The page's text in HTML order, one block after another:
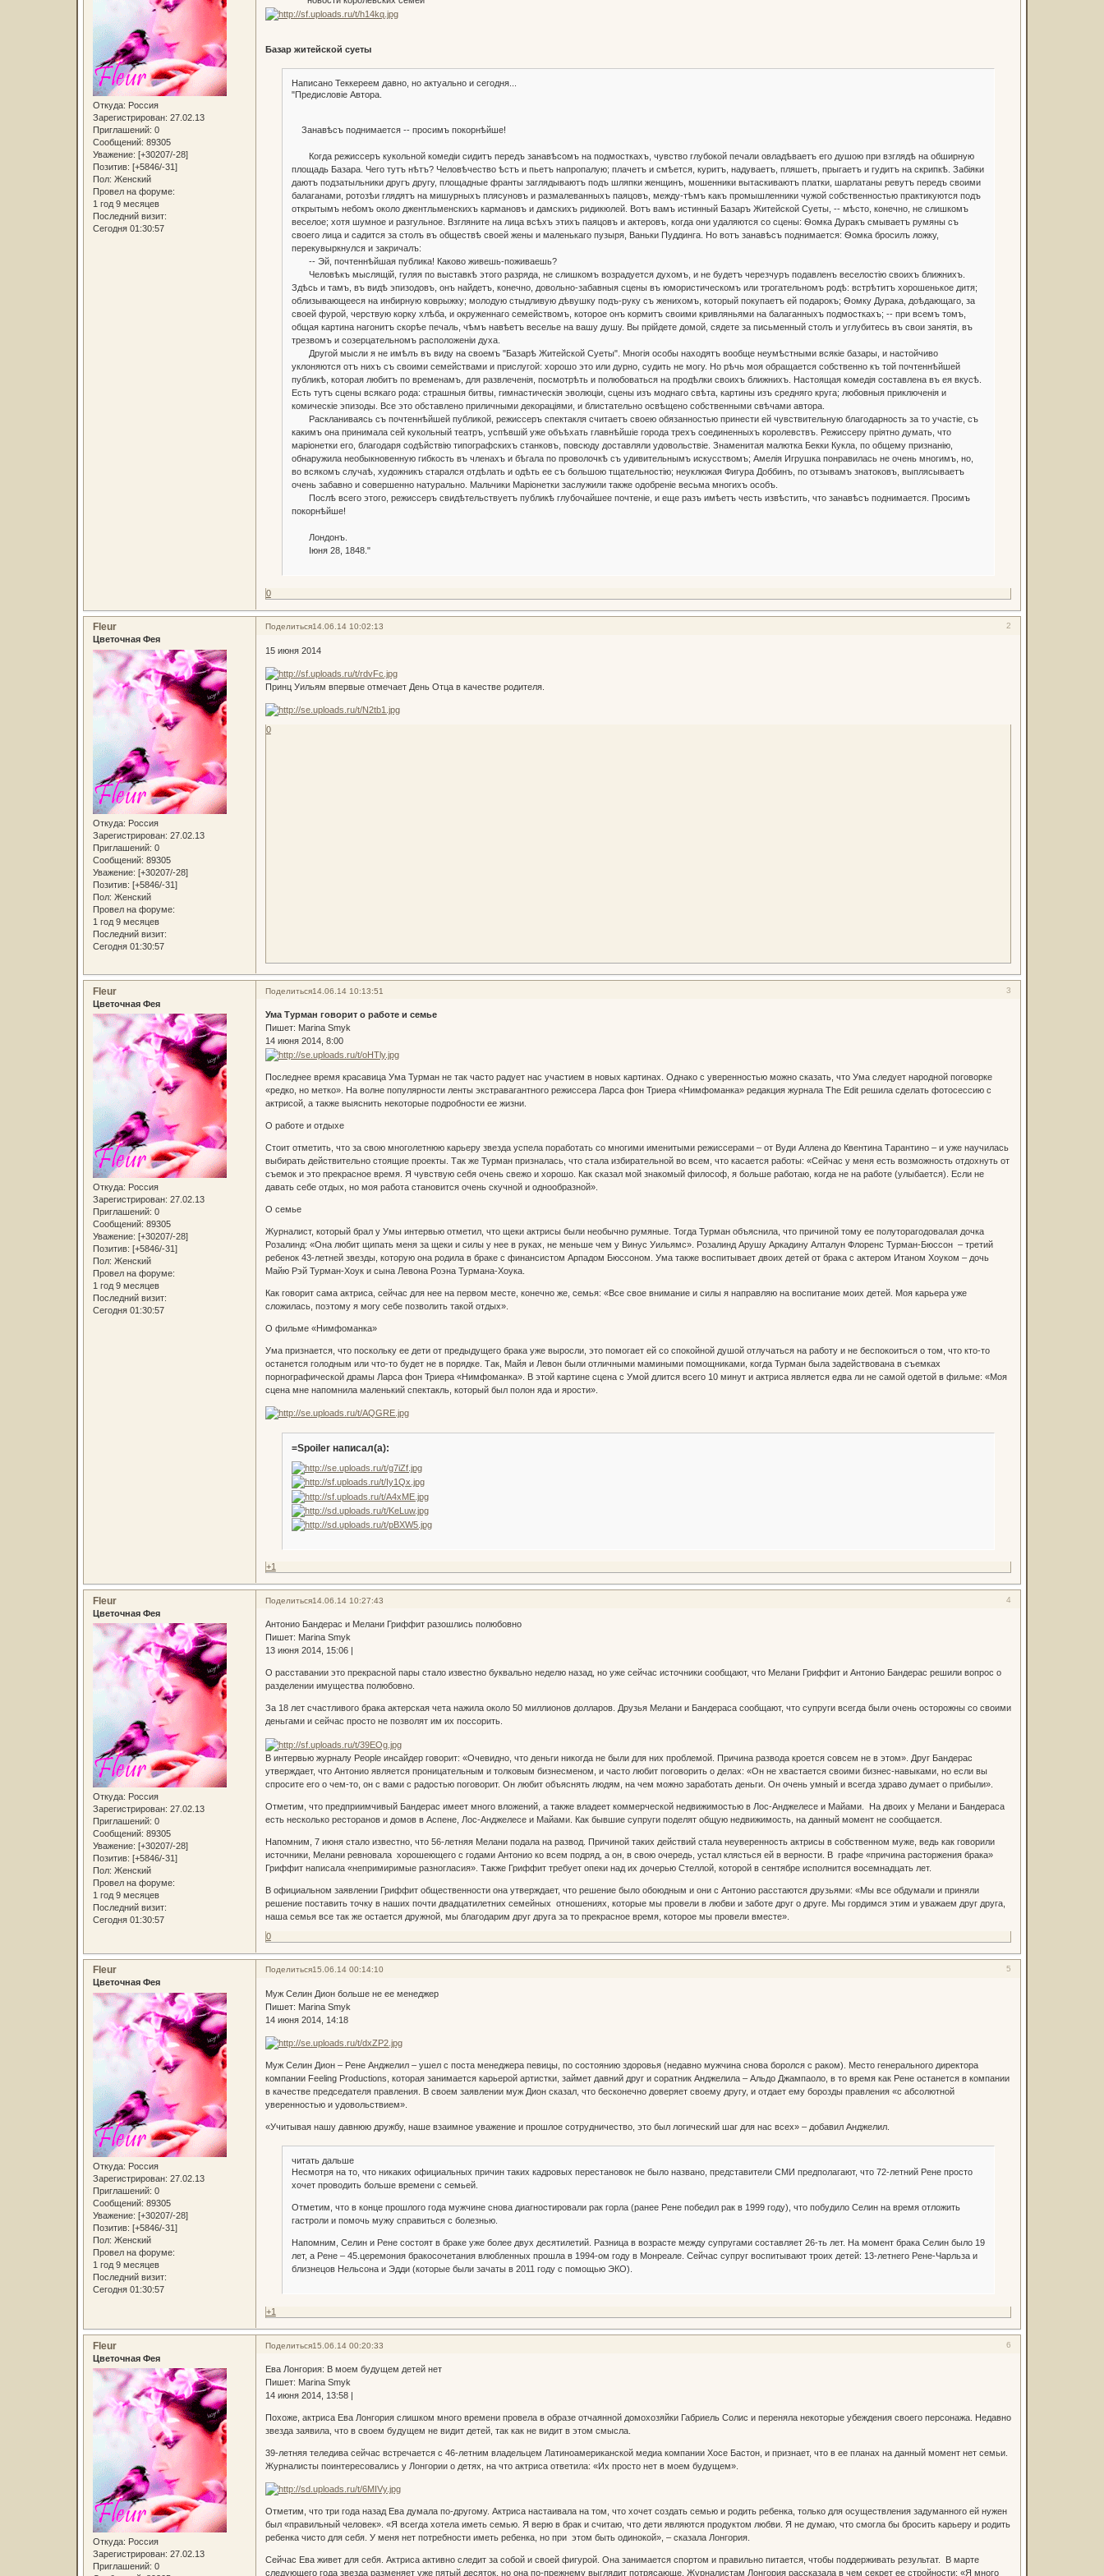
Откуда: Россия
Зарегистрирован: 27.02.13
Приглашений: 0
Сообщений: 89305
Уважение: [+30207/-28]
Позитив: [+5846/-31]
Пол: Женский
Провел на форуме:
1 год 9 месяцев
Последний визит:
Сегодня 01:30:57
Базар житейской суеты
Написано Теккереем давно, но актуально и сегодня...
"Предисловіе Автора.
Занавѣсъ поднимается -- просимъ покорнѣйше!
Когда режиссеръ кукольной комедіи сидитъ передъ занавѣсомъ на подмосткахъ, чувство глубокой печали овладѣваетъ его душою при взглядѣ на обширную
площадь Базара. Чего тутъ нѣтъ? Человѣчество ѣстъ и пьетъ напропалую; плачетъ и смѣется, куритъ, надуваетъ, пляшетъ, прыгаетъ и гудитъ на скрипкѣ. Забіяки
даютъ подзатыльники другъ другу, площадные франты заглядываютъ подъ шляпки женщинъ, мошенники вытаскиваютъ платки, шарлатаны ревутъ передъ своими
балаганами, ротозѣи глядятъ на мишурныхъ плясуновъ и размалеванныхъ паяцовъ, между-тѣмъ какъ промышленники чужой собственностью практикуются подъ
открытымъ небомъ около джентльменскихъ кармановъ и дамскихъ ридикюлей. Вотъ вамъ истинный Базаръ Житейской Суеты, -- мѣсто, конечно, не слишкомъ
веселое; хотя шумное и разгульное. Взгляните на лица всѣхъ этихъ паяцовъ и актеровъ, когда они удаляются со сцены: Ѳомка Дуракъ смываетъ румяны съ
своего лица и садится за столъ въ обществѣ своей жены и маленькаго пузыря, Ваньки Пуддинга. Но вотъ занавѣсъ поднимается: Ѳомка бросилъ ложку,
перекувыркнулся и закричалъ:
-- Эй, почтеннѣйшая публика! Каково живешь-поживаешь?
Человѣкъ мыслящій, гуляя по выставкѣ этого разряда, не слишкомъ возрадуется духомъ, и не будетъ черезчуръ подавленъ веселостію своихъ ближнихъ.
Здѣсь и тамъ, въ видѣ эпизодовъ, онъ найдетъ, конечно, довольно-забавныя сцены въ юмористическомъ или трогательномъ родѣ: встрѣтитъ хорошенькое дитя;
облизывающееся на инбирную коврыжку; молодую стыдливую дѣвушку подъ-руку съ женихомъ, который покупаетъ ей подарокъ; Ѳомку Дурака, доѣдающаго, за
своей фурой, черствую корку хлѣба, и окруженнаго семействомъ, которое онъ кормитъ своими кривляньями на балаганныхъ подмосткахъ; -- при всемъ томъ,
общая картина нагонитъ скорѣе печаль, чѣмъ навѣетъ веселье на вашу душу. Вы прійдете домой, сядете за письменный столъ и углубитесь въ свои занятія, въ
трезвомъ и созерцательномъ расположеніи духа.
Другой мысли я не имѣлъ въ виду на своемъ "Базарѣ Житейской Суеты". Многія особы находятъ вообще неумѣстными всякіе базары, и настойчиво
уклоняются отъ нихъ съ своими семействами и прислугой: хорошо это или дурно, судить не могу. Но рѣчь моя обращается собственно къ той почтеннѣйшей
публикѣ, которая любитъ по временамъ, для развлеченія, посмотрѣть и полюбоваться на продѣлки своихъ ближнихъ. Настоящая комедія составлена въ ея вкусѣ.
Есть тутъ сцены всякаго рода: страшныя битвы, гимнастическія эволюціи, сцены изъ моднаго свѣта, картины изъ средняго круга; любовныя приключенія и
комическіе эпизоды. Все это обставлено приличными декораціями, и блистательно освѣщено собственными свѣчами автора.
Раскланиваясь съ почтеннѣйшей публикой, режиссеръ спектакля считаетъ своею обязанностью принести ей чувствительную благодарность за то участіе, съ
какимъ она принимала сей кукольный театръ, успѣвшій уже объѣхать главнѣйшіе города трехъ соединенныхъ королевствъ. Режиссеру пріятно думать, что
маріонетки его, благодаря содѣйствію типографскихъ станковъ, повсюду доставляли удовольствіе. Знаменитая малютка Бекки Кукла, по общему признанію,
обнаружила необыкновенную гибкость въ членахъ и бѣгала по проволочкѣ съ удивительнымъ искусствомъ; Амелія Игрушка понравилась не очень многимъ, но,
во всякомъ случаѣ, художникъ старался отдѣлать и одѣть ее съ большою тщательностію; неуклюжая Фигура Доббинъ, по отзывамъ знатоковъ, выплясываетъ
очень забавно и совершенно натурально. Мальчики Маріонетки заслужили также одобреніе весьма многихъ особъ.
Послѣ всего этого, режиссеръ свидѣтельствуетъ публикѣ глубочайшее почтеніе, и еще разъ имѣетъ честь извѣстить, что занавѣсъ поднимается. Просимъ
покорнѣйше!
Лондонъ.
Іюня 28, 1848."
0
Поделиться 2
14.06.14 10:02:13
Fleur
Цветочная Фея
Откуда: Россия
Зарегистрирован: 27.02.13
Приглашений: 0
Сообщений: 89305
Уважение: [+30207/-28]
Позитив: [+5846/-31]
Пол: Женский
Провел на форуме:
1 год 9 месяцев
Последний визит:
Сегодня 01:30:57
15 июня 2014
Принц Уильям впервые отмечает День Отца в качестве родителя.
0
Поделиться 3
14.06.14 10:13:51
Fleur
Цветочная Фея
Откуда: Россия
Зарегистрирован: 27.02.13
Приглашений: 0
Сообщений: 89305
Уважение: [+30207/-28]
Позитив: [+5846/-31]
Пол: Женский
Провел на форуме:
1 год 9 месяцев
Последний визит:
Сегодня 01:30:57
Ума Турман говорит о работе и семье
Пишет: Marina Smyk
14 июня 2014, 8:00
Последнее время красавица Ума Турман не так часто радует нас участием в новых картинах. Однако с уверенностью можно сказать, что Ума следует народной поговорке
«редко, но метко». На волне популярности ленты экстравагантного режиссера Ларса фон Триера «Нимфоманка» редакция журнала The Edit решила сделать фотосессию с
актрисой, а также выяснить некоторые подробности ее жизни.
О работе и отдыхе
Стоит отметить, что за свою многолетнюю карьеру звезда успела поработать со многими именитыми режиссерами – от Вуди Аллена до Квентина Тарантино – и уже научилась
выбирать действительно стоящие проекты. Так же Турман призналась, что стала избирательной во всем, что касается работы: «Сейчас у меня есть возможность отдохнуть от
съемок и это прекрасное время. Я чувствую себя очень свежо и хорошо. Как сказал мой знакомый философ, я больше работаю, когда не на работе (улыбается). Если не
давать себе отдых, но моя работа становится очень скучной и однообразной».
О семье
Журналист, который брал у Умы интервью отметил, что щеки актрисы были необычно румяные. Тогда Турман объяснила, что причиной тому ее полуторагодовалая дочка
Розалинд: «Она любит щипать меня за щеки и силы у нее в руках, не меньше чем у Винус Уильямс». Розалинд Арушу Аркадину Алталун Флоренс Турман-Бюссон – третий
ребенок 43-летней звезды, которую она родила в браке с финансистом Арпадом Бюссоном. Ума также воспитывает двоих детей от брака с актером Итаном Хоуком – дочь
Майю Рэй Турман-Хоук и сына Левона Роэна Турмана-Хоука.
Как говорит сама актриса, сейчас для нее на первом месте, конечно же, семья: «Все свое внимание и силы я направляю на воспитание моих детей. Моя карьера уже
сложилась, поэтому я могу себе позволить такой отдых».
О фильме «Нимфоманка»
Ума признается, что поскольку ее дети от предыдущего брака уже выросли, это помогает ей со спокойной душой отлучаться на работу и не беспокоиться о том, что кто-то
останется голодным или что-то будет не в порядке. Так, Майя и Левон были отличными мамиными помощниками, когда Турман была задействована в съемках
порнографической драмы Ларса фон Триера «Нимфоманка». В этой картине сцена с Умой длится всего 10 минут и актриса является едва ли не самой одетой в фильме: «Моя
сцена мне напомнила маленький спектакль, который был полон яда и ярости».
=Spoiler написал(а):
+1
Поделиться 4
14.06.14 10:27:43
Fleur
Цветочная Фея
Откуда: Россия
Зарегистрирован: 27.02.13
Приглашений: 0
Сообщений: 89305
Уважение: [+30207/-28]
Позитив: [+5846/-31]
Пол: Женский
Провел на форуме:
1 год 9 месяцев
Последний визит:
Сегодня 01:30:57
Антонио Бандерас и Мелани Гриффит разошлись полюбовно
Пишет: Marina Smyk
13 июня 2014, 15:06 |
О расставании это прекрасной пары стало известно буквально неделю назад, но уже сейчас источники сообщают, что Мелани Гриффит и Антонио Бандерас решили вопрос о
разделении имущества полюбовно.
За 18 лет счастливого брака актерская чета нажила около 50 миллионов долларов. Друзья Мелани и Бандераса сообщают, что супруги всегда были очень осторожны со своими
деньгами и сейчас просто не позволят им их поссорить.
В интервью журналу People инсайдер говорит: «Очевидно, что деньги никогда не были для них проблемой. Причина развода кроется совсем не в этом». Друг Бандерас
утверждает, что Антонио является проницательным и толковым бизнесменом, и часто любит поговорить о делах: «Он не хвастается своими бизнес-навыками, но если вы
спросите его о чем-то, он с вами с радостью поговорит. Он любит объяснять людям, на чем можно заработать деньги. Он очень умный и всегда здраво думает о прибыли».
Отметим, что предприимчивый Бандерас имеет много вложений, а также владеет коммерческой недвижимостью в Лос-Анджелесе и Майами. На двоих у Мелани и Бандераса
есть несколько ресторанов и домов в Аспене, Лос-Анджелесе и Майами. Как бывшие супруги поделят общую недвижимость, на данный момент не сообщается.
Напомним, 7 июня стало известно, что 56-летняя Мелани подала на развод. Причиной таких действий стала неуверенность актрисы в собственном муже, ведь как говорили
источники, Мелани ревновала хорошеющего с годами Антонио ко всем подряд, а он, в свою очередь, устал клясться ей в верности. В графе «причина расторжения брака»
Гриффит написала «непримиримые разногласия». Также Гриффит требует опеки над их дочерью Стеллой, которой в сентябре исполнится восемнадцать лет.
В официальном заявлении Гриффит общественности она утверждает, что решение было обоюдным и они с Антонио расстаются друзьями: «Мы все обдумали и приняли
решение поставить точку в наших почти двадцатилетних семейных отношениях, которые мы провели в любви и заботе друг о друге. Мы гордимся этим и уважаем друг друга,
наша семья все так же остается дружной, мы благодарим друг друга за то прекрасное время, которое мы провели вместе».
0
Поделиться 5
15.06.14 00:14:10
Fleur
Цветочная Фея
Откуда: Россия
Зарегистрирован: 27.02.13
Приглашений: 0
Сообщений: 89305
Уважение: [+30207/-28]
Позитив: [+5846/-31]
Пол: Женский
Провел на форуме:
1 год 9 месяцев
Последний визит:
Сегодня 01:30:57
Муж Селин Дион больше не ее менеджер
Пишет: Marina Smyk
14 июня 2014, 14:18
Муж Селин Дион – Рене Анджелил – ушел с поста менеджера певицы, по состоянию здоровья (недавно мужчина снова боролся с раком). Место генерального директора
компании Feeling Productions, которая занимается карьерой артистки, займет давний друг и соратник Анджелила – Альдо Джампаоло, в то время как Рене останется в компании
в качестве председателя правления. В своем заявлении муж Дион сказал, что бесконечно доверяет своему другу, и отдает ему борозды правления «с абсолютной
уверенностью и удовольствием».
«Учитывая нашу давнюю дружбу, наше взаимное уважение и прошлое сотрудничество, это был логический шаг для нас всех» – добавил Анджелил.
читать дальше
Несмотря на то, что никаких официальных причин таких кадровых перестановок не было названо, представители СМИ предполагают, что 72-летний Рене просто
хочет проводить больше времени с семьей.
Отметим, что в конце прошлого года мужчине снова диагностировали рак горла (ранее Рене победил рак в 1999 году), что побудило Селин на время отложить
гастроли и помочь мужу справиться с болезнью.
Напомним, Селин и Рене состоят в браке уже более двух десятилетий. Разница в возрасте между супругами составляет 26-ть лет. На момент брака Селин было 19
лет, а Рене – 45.церемония бракосочетания влюбленных прошла в 1994-ом году в Монреале. Сейчас супруг воспитывают троих детей: 13-летнего Рене-Чарльза и
близнецов Нельсона и Эдди (которые были зачаты в 2011 году с помощью ЭКО).
+1
Поделиться 6
15.06.14 00:20:33
Fleur
Цветочная Фея
Откуда: Россия
Зарегистрирован: 27.02.13
Приглашений: 0
Ева Лонгория: В моем будущем детей нет
Пишет: Marina Smyk
14 июня 2014, 13:58 |
Похоже, актриса Ева Лонгория слишком много времени провела в образе отчаянной домохозяйки Габриель Солис и переняла некоторые убеждения своего персонажа. Недавно
звезда заявила, что в своем будущем не видит детей, так как не видит в этом смысла.
39-летняя теледива сейчас встречается с 46-летним владельцем Латиноамериканской медиа компании Хосе Бастон, и признает, что в ее планах на данный момент нет семьи.
Журналисты поинтересовались у Лонгории о детях, на что актриса ответила: «Их просто нет в моем будущем».
Отметим, что три года назад Ева думала по-другому. Актриса настаивала на том, что хочет создать семью и родить ребенка, только для осуществления задуманного ей нужен
был «правильный человек». «Я всегда хотела иметь семью. Я верю в брак и считаю, что дети являются продуктом любви. Я не думаю, что смогла бы бросить карьеру и родить
ребенка чисто для себя. У меня нет потребности иметь ребенка, но при этом быть одинокой», – сказала Лонгория.
Сейчас Ева живет для себя. Актриса активно следит за собой и своей фигурой. Она занимается спортом и правильно питается, чтобы поддерживать результат. В марте
следующего года звезда разменяет уже пятый десяток, но она по-прежнему выглядит потрясающе. Журналистам Лонгория рассказала в чем секрет ее стройности: «Я много